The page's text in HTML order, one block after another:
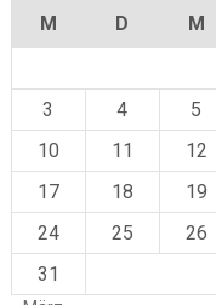
M D M
3
4 5
10
11 12
17
18 19
24
25 26
31